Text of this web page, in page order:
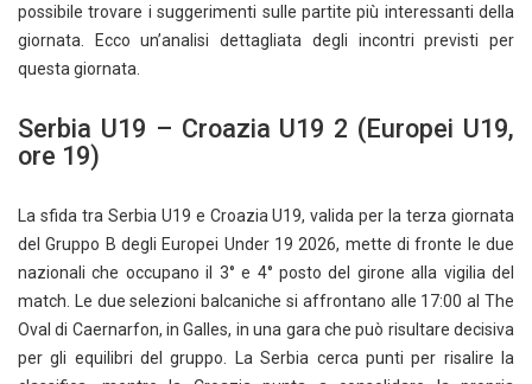
possibile trovare i suggerimenti sulle partite più interessanti della
giornata. Ecco un’analisi dettagliata degli incontri previsti per
questa giornata.
Serbia U19 – Croazia U19 2 (Europei U19,
ore 19)
La sfida tra Serbia U19 e Croazia U19, valida per la terza giornata
del Gruppo B degli Europei Under 19 2026, mette di fronte le due
nazionali che occupano il 3° e 4° posto del girone alla vigilia del
match. Le due selezioni balcaniche si affrontano alle 17:00 al The
Oval di Caernarfon, in Galles, in una gara che può risultare decisiva
per gli equilibri del gruppo. La Serbia cerca punti per risalire la